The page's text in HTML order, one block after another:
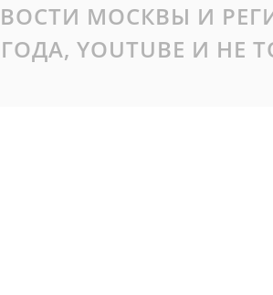
МОСКВЫ И
YOUTUBE И